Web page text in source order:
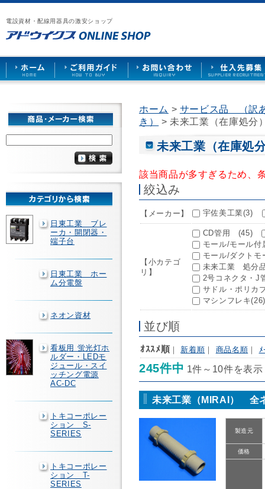
電設資材・配線用器具の激安ショップ
漏
電
ブ
レ
ー
カ
ー
や
照
ケ
ッ
ト
な
で
販
売
ア
ウ
イ
ス
HOME
ご
用
ガ
ド
お
い
合
せ
仕
先
募
日東工業 ブレ
ーカ・開閉器・
端子台
日東工業 ホー
ム分電盤
ネオン資材
看板用 蛍光灯ホ
ルダー・LEDモ
ジュール・スイ
ッチング電源
AC-DC
トキコーポレー
ション S-
SERIES
トキコーポレー
ション T-
SERIES
ホーム > サービス品 （訳
き）
> 未来工業（在庫処分
未来工業（在庫処
該当商品が多すぎるため、
絞込み
【メーカー】 宇佐美工業(3)
【小カテゴ
リ】
CD管用 (45)
モール/モール付
モール/ダクトモ
未来工業 処分
2号コネクタ・J
サドル・ポリカ
マシンフレキ
並び順
ｵｽｽﾒ順 ｜ 新着順 ｜ 商品名順 ｜ ﾒ
245件中 1件～10件を表示
未来工業（MIRAI）
製造元
価格